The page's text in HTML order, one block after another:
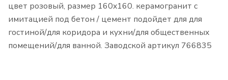
цвет розовый, размер 160x160. керамогранит с
имитацией под бетон / цемент подойдет для для
гостиной/для коридора и кухни/для общественных
помещений/для ванной. Заводской артикул 766835